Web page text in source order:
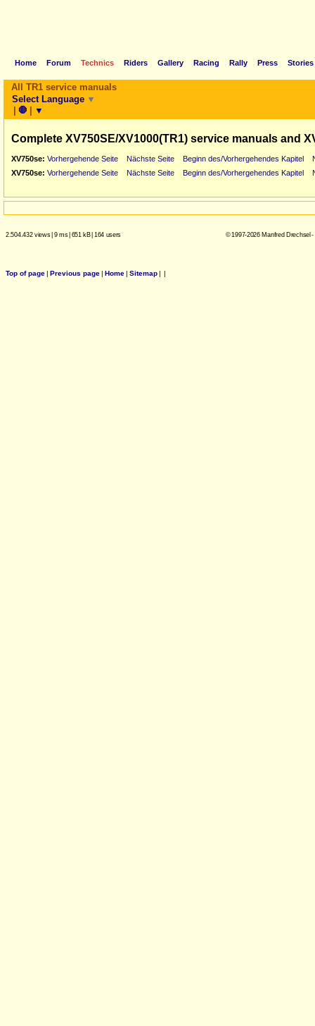
Home Forum Technics Riders Gallery Racing Rally Press Stories
All TR1 service manuals
Select Language ▼
| 🛑 | ▼
Complete XV750SE/XV1000(TR1) service manuals and
XV750se: Vorhergehende Seite Nächste Seite Beginn des/Vorhergehendes Kapitel
XV750se: Vorhergehende Seite Nächste Seite Beginn des/Vorhergehendes Kapitel
2.504.432 views| 9 ms| 651 kB| 164 users © 1997-2026 Manfred Drechsel
Top of page| Previous page| Home| Sitemap| |